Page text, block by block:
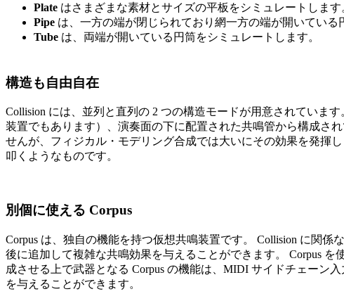
Plate はさまざまな素材とサイズの平板をシミュレートします
Pipe は、一方の端が閉じられており網一方の端が開いてい
Tube は、両端が開いている円筒をシミュレートします。
構造も自由自在
Collision には、並列と直列の 2 つの構造モードが用意されていま
装置でもあります）、演奏面の下に配置された共鳴管から構成さ
せんが、フィジカル・モデリング合成では大いにその効果を発揮
叩くようなものです。
別個に使える Corpus
Corpus は、独自の機能を持つ仮想共鳴装置です。 Collision に関
後に追加して複雑な共鳴効果を与えることができます。 Corpus
成させる上で武器となる Corpus の機能は、MIDI サイドチェーン
を与えることができます。